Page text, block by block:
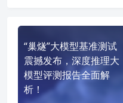
“巢燧”大模型基准测试
震撼发布，深度推理大
模型评测报告全面解
析！